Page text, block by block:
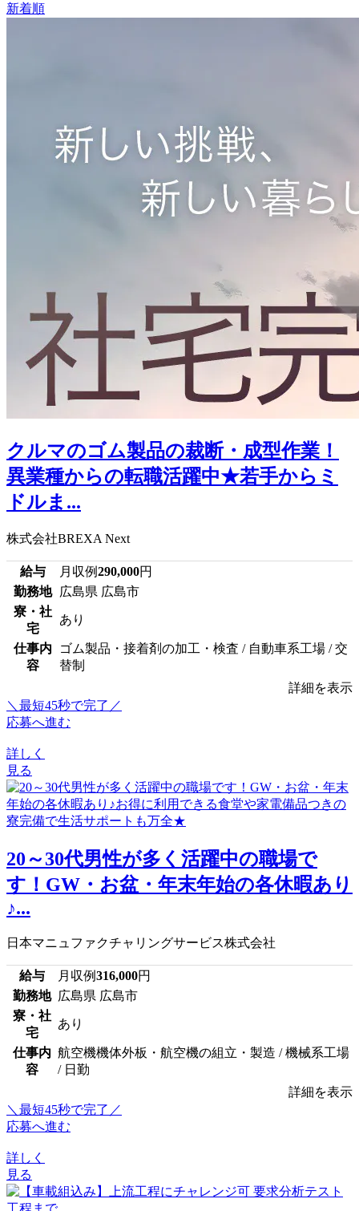
新着順
クルマのゴム製品の裁断・成型作業！
異業種からの転職活躍中★若手からミ
ドルま...
株式会社BREXA Next
給与 月収例290,000円
勤務地
広島県 広島市
寮・社
宅
あり
仕事内
容
ゴム製品・接着剤の加工・検査 / 自動車系工場 / 交
替制
詳細を表示
＼最短45秒で完了／
応募へ進む
詳しく
見る
20～30代男性が多く活躍中の職場で
す！GW・お盆・年末年始の各休暇あり
♪...
日本マニュファクチャリングサービス株式会社
給与 月収例316,000円
勤務地
広島県 広島市
寮・社
宅
あり
仕事内
容
航空機機体外板・航空機の組立・製造 / 機械系工場
/ 日勤
詳細を表示
＼最短45秒で完了／
応募へ進む
詳しく
見る